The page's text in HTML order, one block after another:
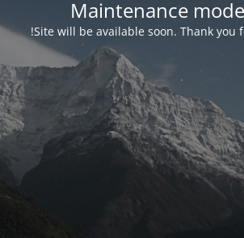
Maintenance
Site will be available soon. Thank you